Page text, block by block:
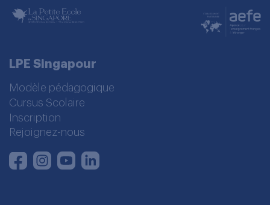
LPE Singapour
Modèle pédagogique
Cursus Scolaire
Inscription
Rejoignez-nous
FacebookInstagram
Youtube